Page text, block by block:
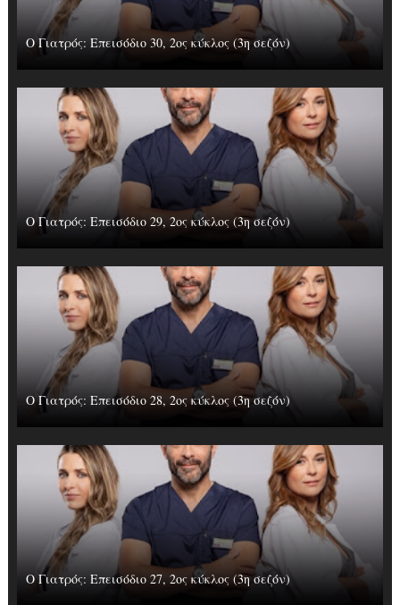
Ο Γιατρός: Επεισόδιο 30, 2ος κύκλος (3η σεζόν)
Ο Γιατρός: Επεισόδιο 29, 2ος κύκλος (3η σεζόν)
Ο Γιατρός: Επεισόδιο 28, 2ος κύκλος (3η σεζόν)
Ο Γιατρός: Επεισόδιο 27, 2ος κύκλος (3η σεζόν)